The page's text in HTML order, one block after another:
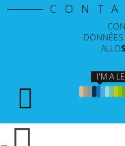
DONNÉES
ALLO
I'M A